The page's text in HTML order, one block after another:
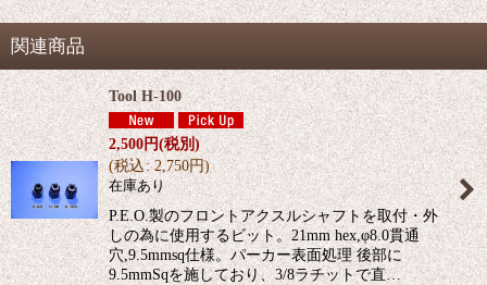
関連商品
Tool H-100
2,500円(税別)
(税込: 2,750円)
在庫あり
P.E.O.製のフロントアクスルシャフトを取付・外
しの為に使用するビット。21mm hex,φ8.0貫通
穴,9.5mmsq仕様。パーカー表面処理 後部に
9.5mmSqを施しており、3/8ラチットで直…